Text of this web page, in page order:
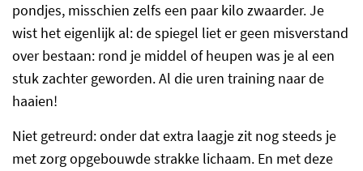
pondjes, misschien zelfs een paar kilo zwaarder. Je
wist het eigenlijk al: de spiegel liet er geen misverstand
over bestaan: rond je middel of heupen was je al een
stuk zachter geworden. Al die uren training naar de
haaien!
Niet getreurd: onder dat extra laagje zit nog steeds je
met zorg opgebouwde strakke lichaam. En met deze